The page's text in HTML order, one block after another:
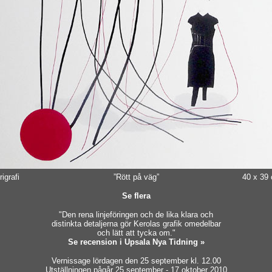
”Rött på väg” 40 x 39
Se flera
"Den rena linjeföringen och de lika klara och
distinkta detaljerna gör Kerolas grafik omedelbar
och lätt att tycka om."
Se recension i Upsala Nya Tidning »
Vernissage lördagen den 25 september kl. 12.00
Utställningen pågår 25 september - 17 oktober 2010